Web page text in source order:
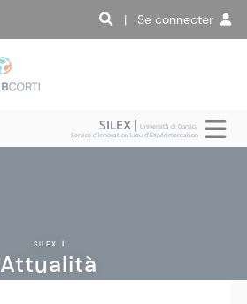
| Se connecter
SILEX |Università di Corsica
Service d'Innovation Lieu d'EXpérimentation
SILEX |
Attualità